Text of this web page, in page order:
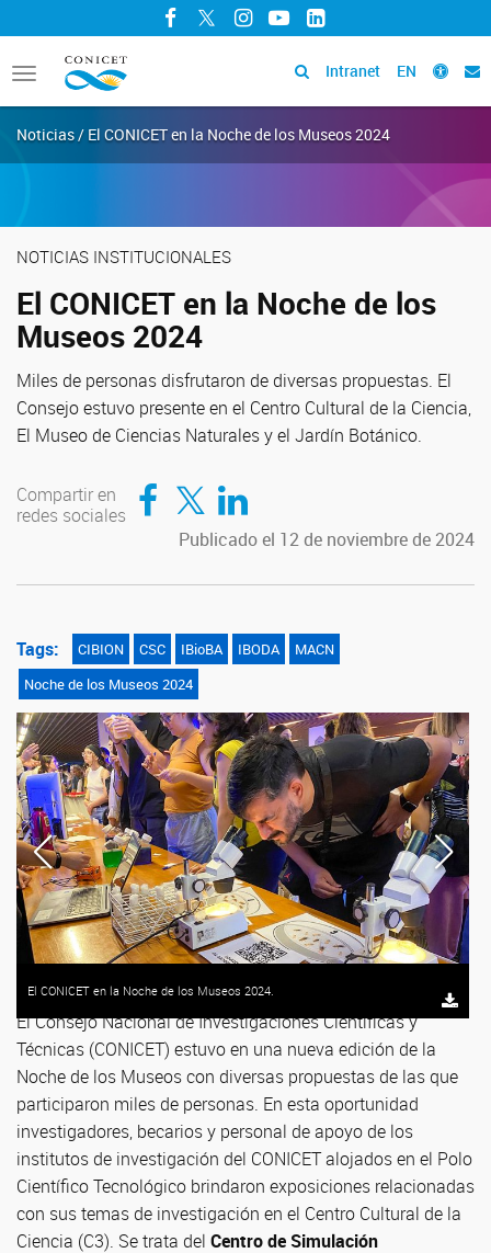
Facebook
TwitterInstagram
YouTubeLinkedIn
Toggle
navigation
Intranet EN
Noticias / El CONICET en la Noche de los Museos 2024
NOTICIAS INSTITUCIONALES
El CONICET en la Noche de los
Museos 2024
Miles de personas disfrutaron de diversas propuestas. El
Consejo estuvo presente en el Centro Cultural de la Ciencia,
El Museo de Ciencias Naturales y el Jardín Botánico.
Compartir en
redes sociales
Compartir en Facebook
Compartir en TwitterCompartir en LinkedIn
Publicado el 12 de noviembre de 2024
Tags: CIBION CSC IBioBA IBODA
MACN
Noche de los Museos 2024
El CONICET en la Noche de los Museos 2024.
El Consejo Nacional de Investigaciones Científicas y
Técnicas (CONICET) estuvo en una nueva edición de la
Noche de los Museos con diversas propuestas de las que
participaron miles de personas. En esta oportunidad
investigadores, becarios y personal de apoyo de los
institutos de investigación del CONICET alojados en el Polo
Científico Tecnológico brindaron exposiciones relacionadas
con sus temas de investigación en el Centro Cultural de la
Ciencia (C3). Se trata del Centro de Simulación